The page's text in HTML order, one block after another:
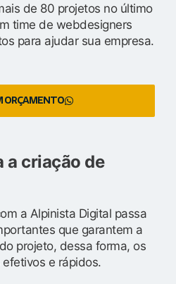
de 80 projetos no último
time de webdesigners
para ajudar sua empresa.
ORÇAMENTO
a criação de
a Alpinista Digital passa
que garantem a
projeto, dessa forma, os
e rápidos.